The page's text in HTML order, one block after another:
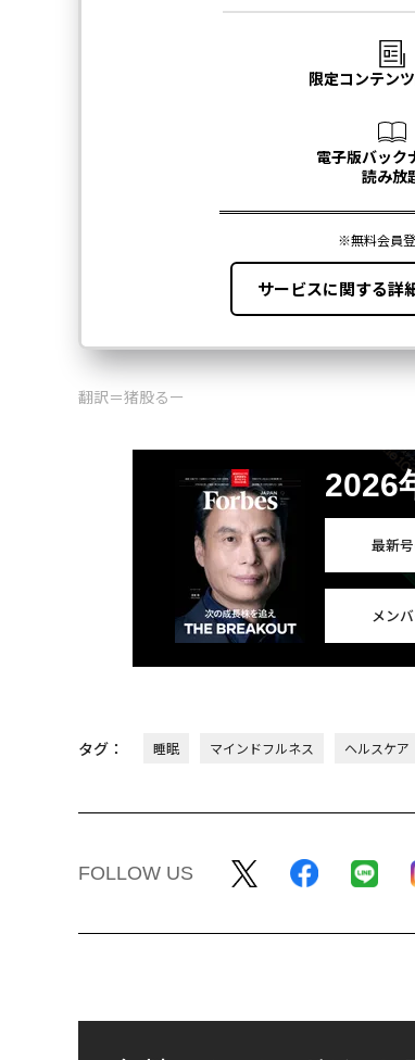
翻訳＝猪股るー
2026
最新
メン
タグ： 睡眠 マインドフルネス ヘルスケア
FOLLOW US